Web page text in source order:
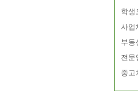
학생
사업
부동
전문
중고